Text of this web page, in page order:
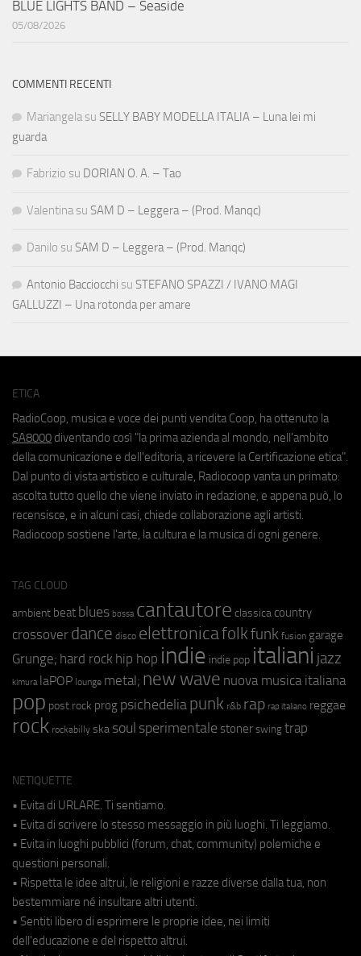
BLUE LIGHTS BAND – Seaside
05/08/2026
COMMENTI RECENTI
Mariangela su SELLY BABY MODELLA ITALIA – Luna lei mi
guarda
Fabrizio su DORIAN O. A. – Tao
Valentina su SAM D – Leggera – (Prod. Manqc)
Danilo su SAM D – Leggera – (Prod. Manqc)
Antonio Bacciocchi su STEFANO SPAZZI / IVANO MAGI
GALLUZZI – Una rotonda per amare
ETICA
RadioCoop, musica e voce dei punti vendita Coop, ha ottenuto la
SA8000 diventando così "la prima azienda al mondo, nell'ambito
della comunicazione e dell'editoria, a ricevere la Certificazione etica".
Dal punto di vista artistico e culturale, Radiocoop vanta un primato:
ascolta tutto quello che viene inviato in redazione, e appena può, lo
recensisce, e in alcuni casi, chiede collaborazione agli artisti.
Radiocoop sostiene l'arte, la cultura e la musica di ogni genere.
TAG CLOUD
ambient beat blues bossa cantautore classica country
crossover dance disco elettronicafolkfunk fusion garage
Grunge; hard rock hip hop indie indie pop italiani jazz
kimura laPOP lounge metal; new wave nuova musica italiana
pop post rock prog psichedeliapunk r&b rap rap italiano reggae
rock rockabilly ska soul sperimentale stoner swing trap
NETIQUETTE
• Evita di URLARE. Ti sentiamo.
• Evita di scrivere lo stesso messaggio in più luoghi. Ti leggiamo.
• Evita in luoghi pubblici (forum, chat, community) polemiche e
questioni personali.
• Rispetta le idee altrui, le religioni e razze diverse dalla tua, non
bestemmiare né insultare altri utenti.
• Sentiti libero di esprimere le proprie idee, nei limiti
dell'educazione e del rispetto altrui.